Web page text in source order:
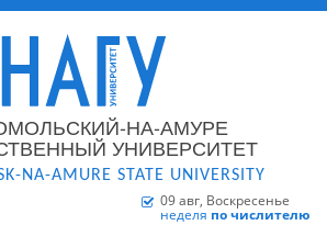
НА-АМУРЕ
УНИВЕРСИТЕТ
NA-AMURE STATE UNIVERSITY
09 авг, Воскресенье
неделя по числителю